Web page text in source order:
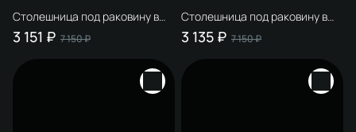
Столешница под раковину в
ванную STWORKI Монтре 100
белая, МДФ, с отверстием
3 151 ₽ 7 150 ₽
Столешница под раковину в
ванную STWORKI Монтре 100
белая, МДФ, с отверстием по
3 135 ₽ 7 150 ₽